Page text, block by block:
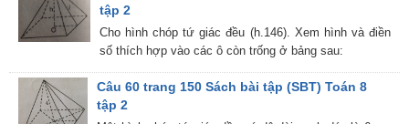
tập 2
Cho hình chóp tứ giác đều (h.146). Xem hình và điền
số thích hợp vào các ô còn trống ở bảng sau:
Câu 60 trang 150 Sách bài tập (SBT) Toán 8
tập 2